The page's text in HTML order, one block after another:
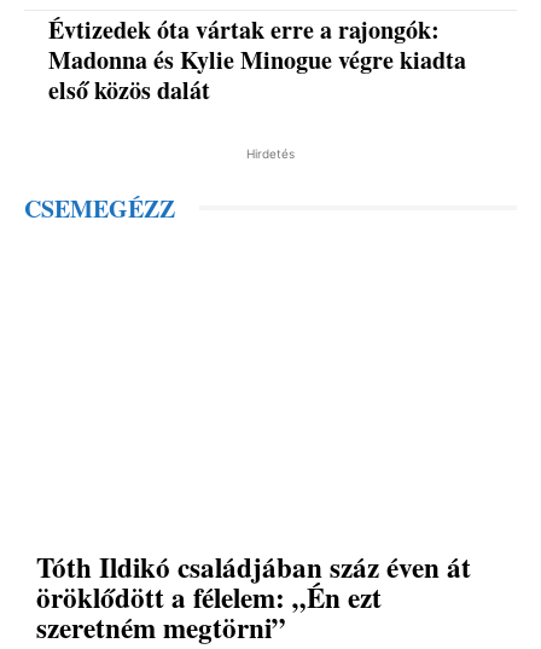
Évtizedek óta vártak erre a rajongók:
Madonna és Kylie Minogue végre kiadta
első közös dalát
Hirdetés
CSEMEGÉZZ
Tóth Ildikó családjában száz éven át
öröklődött a félelem: „Én ezt
szeretném megtörni”